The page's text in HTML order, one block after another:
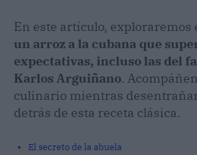
En este artículo, exploraremos
un arroz a la cubana que
expectativas, incluso las del
Karlos Arguiñano.
culinario mientras
detrás de esta receta clásica.
El secreto de la abuela